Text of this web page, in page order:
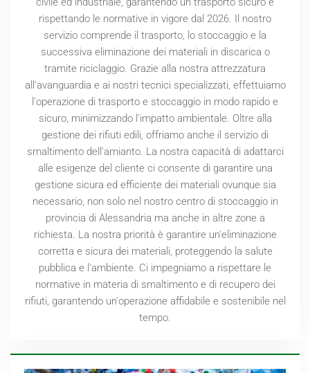
rispettando le normative in vigore dal 2026. Il nostro
servizio comprende il trasporto, lo stoccaggio e la
successiva eliminazione dei materiali in discarica o
tramite riciclaggio. Grazie alla nostra attrezzatura
all'avanguardia e ai nostri tecnici specializzati, effettuiamo
l'operazione di trasporto e stoccaggio in modo rapido e
sicuro, minimizzando l'impatto ambientale. Oltre alla
gestione dei rifiuti edili, offriamo anche il servizio di
smaltimento dell'amianto. La nostra capacità di adattarci
alle esigenze del cliente ci consente di garantire una
gestione sicura ed efficiente dei materiali ovunque sia
necessario, non solo nel nostro centro di stoccaggio in
provincia di Alessandria ma anche in altre zone a
richiesta. La nostra priorità è garantire un'eliminazione
corretta e sicura dei materiali, proteggendo la salute
pubblica e l'ambiente. Ci impegniamo a rispettare le
normative in materia di smaltimento e di recupero dei
rifiuti, garantendo un'operazione affidabile e sostenibile nel
tempo.